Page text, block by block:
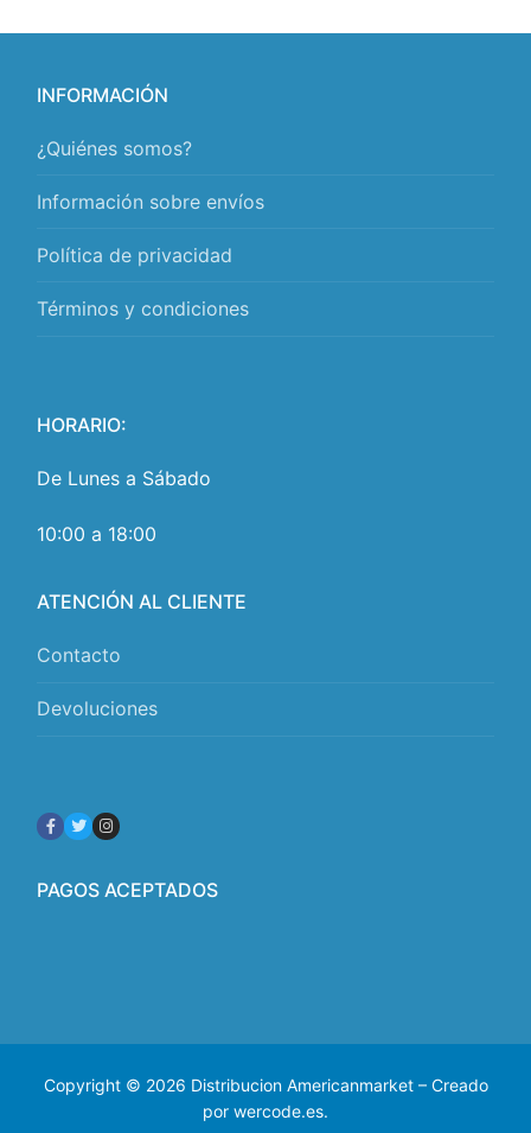
INFORMACIÓN
¿Quiénes somos?
Información sobre envíos
Política de privacidad
Términos y condiciones
HORARIO:
De Lunes a Sábado
10:00 a 18:00
ATENCIÓN AL CLIENTE
Contacto
Devoluciones
PAGOS ACEPTADOS
Copyright © 2026 Distribucion Americanmarket – Creado
por wercode.es.